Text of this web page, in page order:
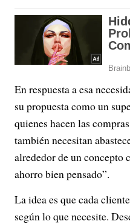
En respuesta a esa
su propuesta como un
quienes hacen las
también necesitan
alrededor de un concepto
ahorro bien pensado”.
La idea es que cada
según lo que necesite.